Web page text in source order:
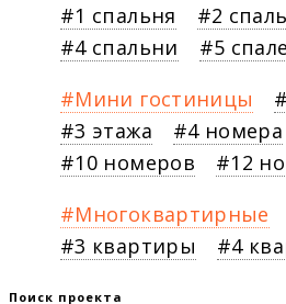
1 спальня
2
4 спальни
5
Мини гостиницы
3 этажа
4 номера
10 номеров
12
Многоквартирные
3 квартиры
4
Поиск проекта